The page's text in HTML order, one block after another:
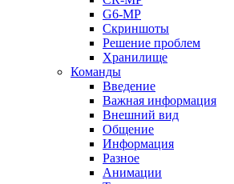
G6-MP
Скриншоты
Решение проблем
Хранилище
Команды
Введение
Важная информация
Внешний вид
Общение
Информация
Разное
Анимации